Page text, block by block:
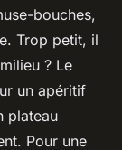
bouches,
Trop petit, il
? Le
un apéritif
plateau
Pour une